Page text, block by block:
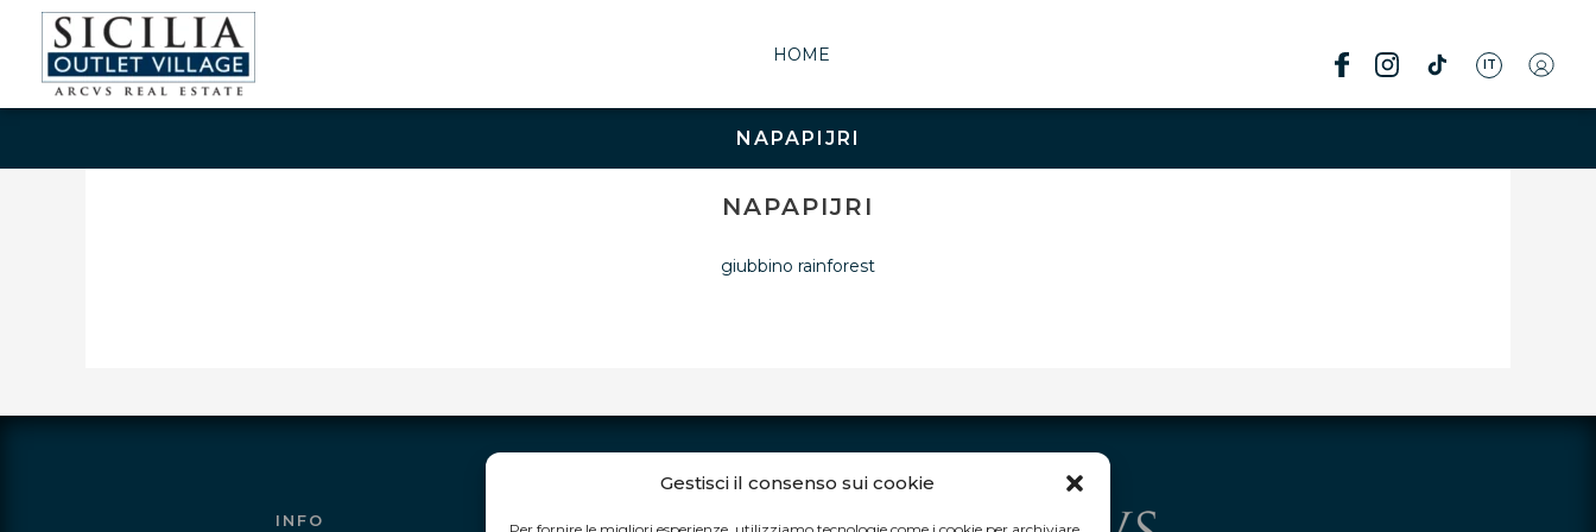
Gestisci il consenso sui cookie
HOME IT
NAPAPIJRI
NAPAPIJRI
giubbino rainforest
INFO